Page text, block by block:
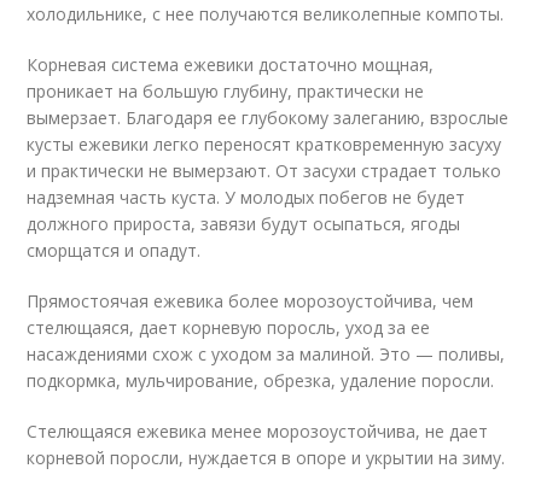
холодильнике, с нее получаются великолепные компоты.
Корневая система ежевики достаточно мощная,
проникает на большую глубину, практически не
вымерзает. Благодаря ее глубокому залеганию, взрослые
кусты ежевики легко переносят кратковременную засуху
и практически не вымерзают. От засухи страдает только
надземная часть куста. У молодых побегов не будет
должного прироста, завязи будут осыпаться, ягоды
сморщатся и опадут.
Прямостоячая ежевика более морозоустойчива, чем
стелющаяся, дает корневую поросль, уход за ее
насаждениями схож с уходом за малиной. Это — поливы,
подкормка, мульчирование, обрезка, удаление поросли.
Стелющаяся ежевика менее морозоустойчива, не дает
корневой поросли, нуждается в опоре и укрытии на зиму.